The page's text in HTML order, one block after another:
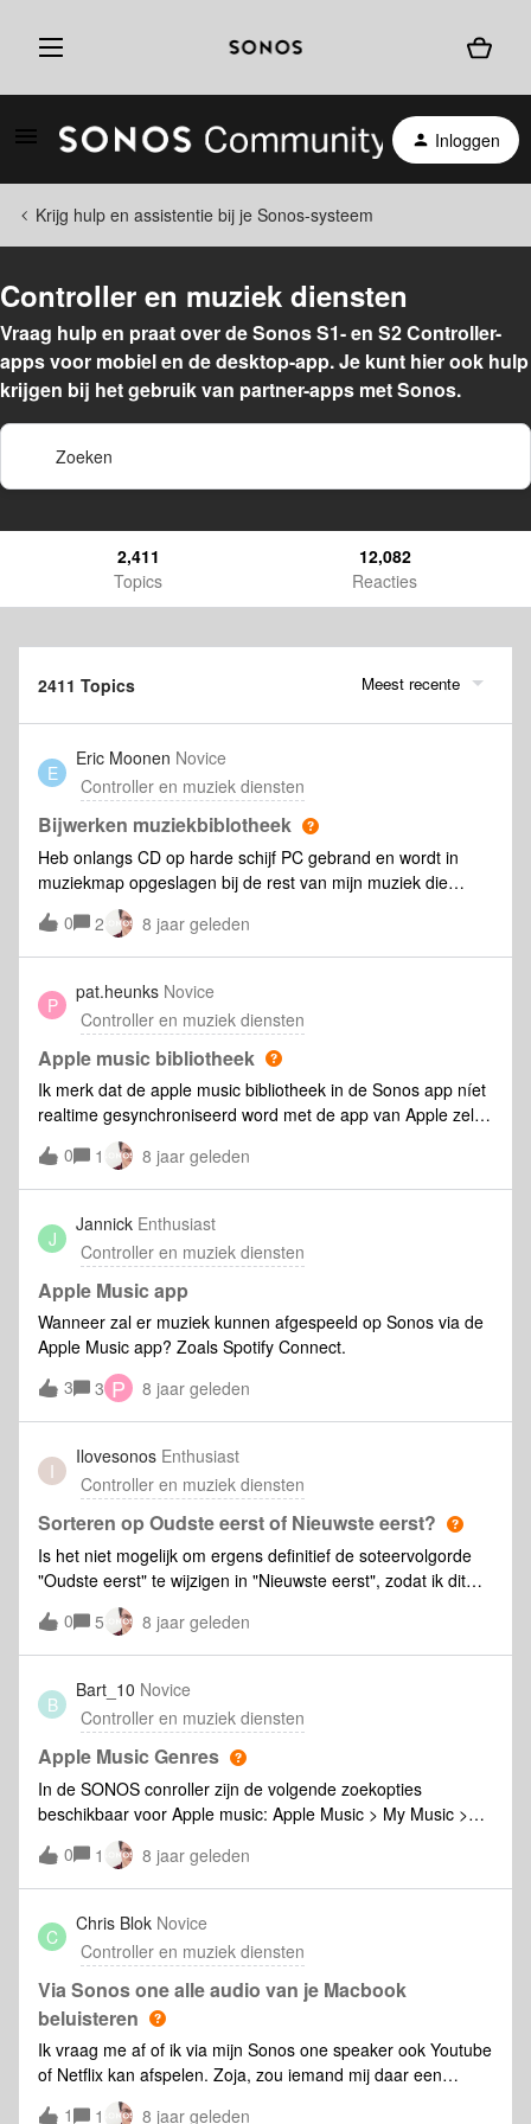
Inloggen
Krijg hulp en assistentie bij je Sonos-systeem
Controller en muziek diensten
Vraag hulp en praat over de Sonos S1- en S2 Controller-
apps voor mobiel en de desktop-app. Je kunt hier ook hulp
krijgen bij het gebruik van partner-apps met Sonos.
2,411
Topics
12,082
Reacties
2411 Topics Meest recente
E
Eric Moonen Novice
Controller en muziek diensten
Bijwerken muziekbiblotheek
Heb onlangs CD op harde schijf PC gebrand en wordt in
muziekmap opgeslagen bij de rest van mijn muziek die
verbonden is met de SONOS controller. Na bijwerken van de
muziekbibliotheek op de controller wordt deze CD echter
niet in de muziekbibliotheek weergegeven. Wat kan de
reden zijn en hoe kan dit verholpen worden?
0 2 8 jaar geleden
P
pat.heunks Novice
Controller en muziek diensten
Apple music bibliotheek
Ik merk dat de apple music bibliotheek in de Sonos app níet
realtime gesynchroniseerd word met de app van Apple zelf.
Is dit misschien in te stellen of weet iemand hoe dit kan ?
0 1 8 jaar geleden
J
Jannick Enthusiast
Controller en muziek diensten
Apple Music app
Wanneer zal er muziek kunnen afgespeeld op Sonos via de
Apple Music app? Zoals Spotify Connect.
3
3 P 8 jaar geleden
I
Ilovesonos Enthusiast
Controller en muziek diensten
Sorteren op Oudste eerst of Nieuwste eerst?
Is het niet mogelijk om ergens definitief de soteervolgorde
"Oudste eerst" te wijzigen in "Nieuwste eerst", zodat ik dit
niet bij elke topic moet aanpassen. Ik heb bij instellingen
gezocht maar niet gevonden.
0 5 8 jaar geleden
B
Bart_10 Novice
Controller en muziek diensten
Apple Music Genres
In de SONOS conroller zijn de volgende zoekopties
beschikbaar voor Apple music: Apple Music > My Music >
Artists > Albums > Songs Apple Music > My Music > Albums
> Songs Apple Music > My Music > Songs Apple Music > My
Music > Playlists > Songs Apple Music > My Music >
Compilations > Albums > Songs Apple Music > My Music >
Recently Added > Albums > Songs Maar de optie die ik echt
nodig heb is te zoeken via Genres !!!! Apple Music > My
Music > Genres > Artists > Albums > Songs Kunnen jullie
deze optie toevoegen? Please?
0 1 8 jaar geleden
C
Chris Blok Novice
Controller en muziek diensten
Via Sonos one alle audio van je Macbook
beluisteren
Ik vraag me af of ik via mijn Sonos one speaker ook Youtube
of Netflix kan afspelen. Zoja, zou iemand mij daar een
handje bij willen helpen?
1 1 8 jaar geleden